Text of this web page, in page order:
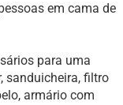
em cama de
para uma
sanduicheira, filtro
armário com